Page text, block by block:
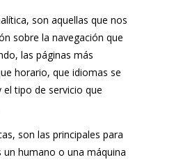
son aquellas que nos
sobre la navegación que
las páginas más
horario, que idiomas se
el tipo de servicio que
son las principales para
un humano o una máquina